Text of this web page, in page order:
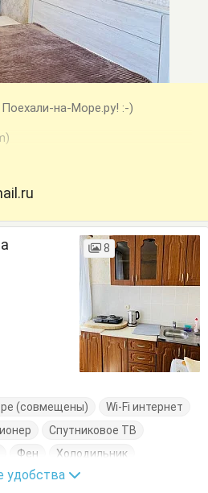
на-Море.ру! :-)
8
(совмещены)
Wi-Fi интернет
Спутниковое ТВ
Фен
Холодильник
Журнальный столик
удобства